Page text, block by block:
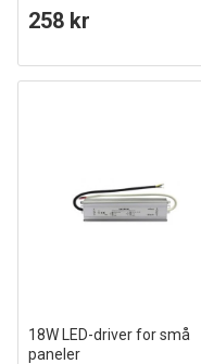
og app, hull: Ø15,5 cm, mål:
Ø16,2 cm
258 kr
18W LED-driver for små
paneler